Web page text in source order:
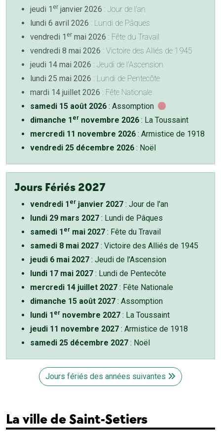
jeudi 1 er janvier 2026 : Jour de l'an
lundi 6 avril 2026 : Lundi de Pâques
vendredi 1 er mai 2026 : Fête du Travail
vendredi 8 mai 2026 : Victoire des Alliés de 1945
jeudi 14 mai 2026 : Jeudi de l'Ascension
lundi 25 mai 2026 : Lundi de Pentecôte
mardi 14 juillet 2026 : Fête Nationale
samedi 15 août 2026 : Assomption
dimanche 1 er novembre 2026 : La Toussaint
mercredi 11 novembre 2026 : Armistice de 1918
vendredi 25 décembre 2026 : Noël
Jours Fériés 2027
vendredi 1 er janvier 2027 : Jour de l'an
lundi 29 mars 2027 : Lundi de Pâques
samedi 1 er mai 2027 : Fête du Travail
samedi 8 mai 2027 : Victoire des Alliés de 1945
jeudi 6 mai 2027 : Jeudi de l'Ascension
lundi 17 mai 2027 : Lundi de Pentecôte
mercredi 14 juillet 2027 : Fête Nationale
dimanche 15 août 2027 : Assomption
lundi 1 er novembre 2027 : La Toussaint
jeudi 11 novembre 2027 : Armistice de 1918
samedi 25 décembre 2027 : Noël
Jours fériés des années suivantes
La ville de Saint-Setiers